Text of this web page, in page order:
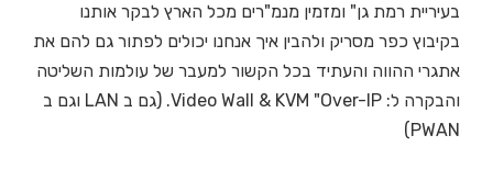
בעיריית רמת גן" ומזמין מנמ"רים מכל הארץ לבקר אותנו
בקיבוץ כפר מסריק ולהבין איך אנחנו יכולים לפתור גם להם את
אתגרי ההווה והעתיד בכל הקשור למעבר של עולמות השליטה
והבקרה ל: Video Wall & KVM "Over-IP. (גם ב LAN וגם ב
PWAN)